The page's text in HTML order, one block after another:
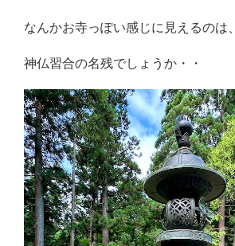
なんかお寺っぽい感じに見えるのは、
神仏習合の名残でしょうか・・